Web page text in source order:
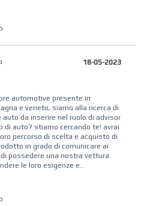
18-05-2023
automotive presente in
e veneto, siamo alla ricerca di
da inserire nel ruolo di advisor
di auto? stiamo cercando te! avrai
percorso di scelta e acquisto di
in grado di comunicare ai
possedere una nostra vettura.
le loro esigenze e...